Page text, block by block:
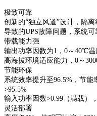
极致可靠
创新的“独立风道”设计，隔
导致的UPS故障问题，系统
带载能力强
输出功率因数为1，0～40℃
高海拔环境适应能力，0～
节能环保
系统效率提升至96.5%，节能
>95.5%
输入功率因数>0.99（满载）
灵活部署